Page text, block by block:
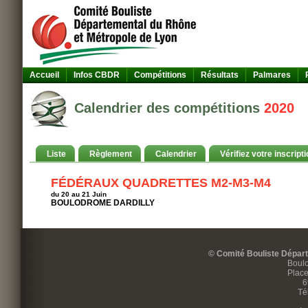
Accueil Infos CBDR Compétitions Résultats Palmares
Calendrier des compétitions 2020
Liste Règlement Calendrier Vérifiez votre
FÉDÉRAUX QUADRETTES M2-M3-M4
du 20 au 21 Juin
BOULODROME DARDILLY
© Comité Bouliste